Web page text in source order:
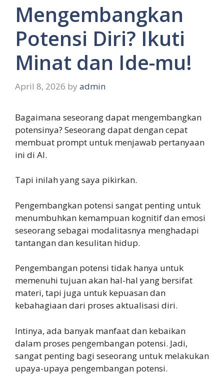
Mengembangkan
Potensi Diri? Ikuti
Minat dan Ide-mu!
April 8, 2026 by admin
Bagaimana seseorang dapat mengembangkan
potensinya? Seseorang dapat dengan cepat
membuat prompt untuk menjawab pertanyaan
ini di AI.
Tapi inilah yang saya pikirkan.
Pengembangkan potensi sangat penting untuk
menumbuhkan kemampuan kognitif dan emosi
seseorang sebagai modalitasnya menghadapi
tantangan dan kesulitan hidup.
Pengembangan potensi tidak hanya untuk
memenuhi tujuan akan hal-hal yang bersifat
materi, tapi juga untuk kepuasan dan
kebahagiaan dari proses aktualisasi diri.
Intinya, ada banyak manfaat dan kebaikan
dalam proses pengembangan potensi. Jadi,
sangat penting bagi seseorang untuk melakukan
upaya-upaya pengembangan potensi.